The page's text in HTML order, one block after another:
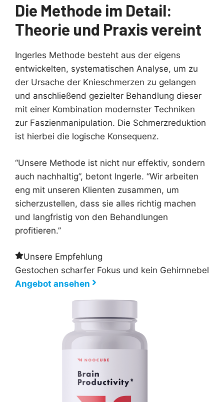
Die Methode im Detail:
Theorie und Praxis vereint
Ingerles Methode besteht aus der eigens
entwickelten, systematischen Analyse, um zu
der Ursache der Knieschmerzen zu gelangen
und anschließend gezielter Behandlung dieser
mit einer Kombination modernster Techniken
zur Faszienmanipulation. Die Schmerzreduktion
ist hierbei die logische Konsequenz.
“Unsere Methode ist nicht nur effektiv, sondern
auch nachhaltig”, betont Ingerle. “Wir arbeiten
eng mit unseren Klienten zusammen, um
sicherzustellen, dass sie alles richtig machen
und langfristig von den Behandlungen
profitieren.”
Unsere Empfehlung
Gestochen scharfer Fokus und kein Gehirnnebel
Angebot ansehen